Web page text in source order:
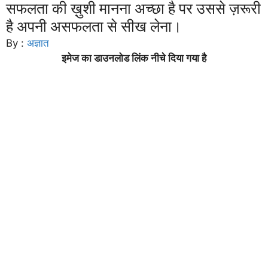
सफलता की ख़ुशी मानना अच्छा है पर उससे ज़रूरी
है अपनी असफलता से सीख लेना।
By : अज्ञात
इमेज का डाउनलोड लिंक नीचे दिया गया है